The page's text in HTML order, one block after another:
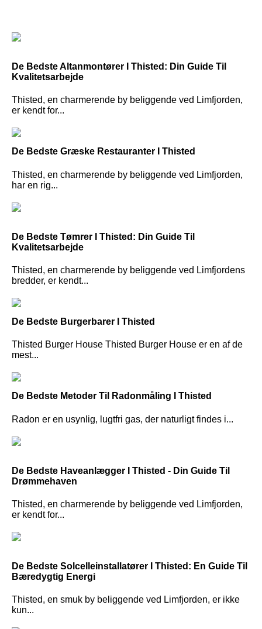
De Bedste Altanmontører I Thisted: Din Guide Til
Kvalitetsarbejde
Thisted, en charmerende by beliggende ved Limfjorden,
er kendt for...
De Bedste Græske Restauranter I Thisted
Thisted, en charmerende by beliggende ved Limfjorden,
har en rig...
De Bedste Tømrer I Thisted: Din Guide Til
Kvalitetsarbejde
Thisted, en charmerende by beliggende ved Limfjordens
bredder, er kendt...
De Bedste Burgerbarer I Thisted
Thisted Burger House Thisted Burger House er en af de
mest...
De Bedste Metoder Til Radonmåling I Thisted
Radon er en usynlig, lugtfri gas, der naturligt findes i...
De Bedste Haveanlægger I Thisted - Din Guide Til
Drømmehaven
Thisted, en charmerende by beliggende ved Limfjorden,
er kendt for...
De Bedste Solcelleinstallatører I Thisted: En Guide Til
Bæredygtig Energi
Thisted, en smuk by beliggende ved Limfjorden, er ikke
kun...